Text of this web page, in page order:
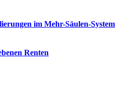
im Mehr-Säulen-System
Renten